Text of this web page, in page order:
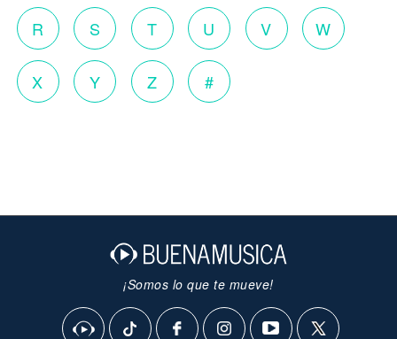
R S T U V W
X Y Z #
¡Somos lo que te mueve!